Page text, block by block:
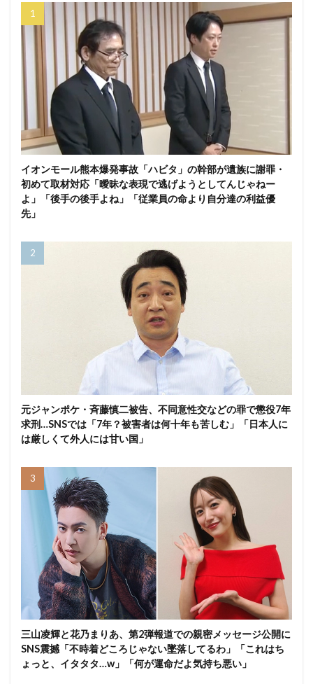
イオンモール熊本爆発事故「ハビタ」の幹部が遺族に謝罪・
初めて取材対応「曖昧な表現で逃げようとしてんじゃねー
よ」「後手の後手よね」「従業員の命より自分達の利益優
先」
元ジャンポケ・斉藤慎二被告、不同意性交などの罪で懲役7年
求刑…SNSでは「7年？被害者は何十年も苦しむ」「日本人に
は厳しくて外人には甘い国」
三山凌輝と花乃まりあ、第2弾報道での親密メッセージ公開に
SNS震撼「不時着どころじゃない墜落してるわ」「これはち
ょっと、イタタタ…w」「何が運命だよ気持ち悪い」